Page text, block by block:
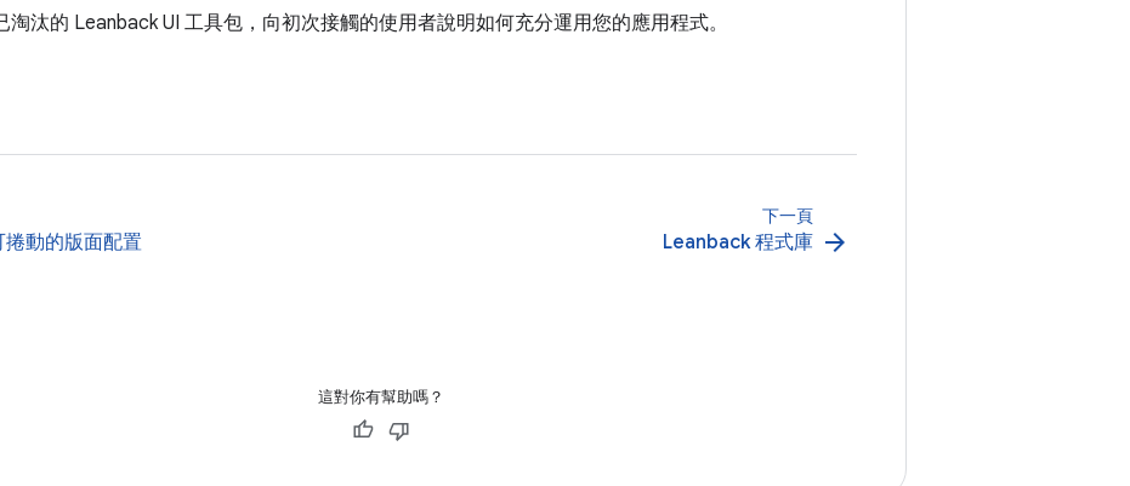
淘汰的 Leanback UI 工具包，向初次接觸的使用者說明如何充分運用您的應用程式。
捲動的版面配置
下一頁
Leanback 程式庫 arrow_forward
這對你有幫助嗎？